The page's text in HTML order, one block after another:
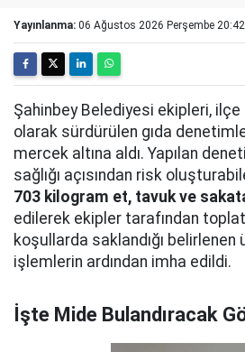
Yayınlanma: 06 Ağustos 2026 Perşembe 20:42
Şahinbey Belediyesi ekipleri,
olarak sürdürülen gıda
mercek altına aldı. Yapılan
sağlığı açısından risk
703 kilogram et, tavuk ve
edilerek ekipler tarafından
koşullarda saklandığı belirlenen
işlemlerin ardından imha edildi.
İşte Mide Bulandıracak